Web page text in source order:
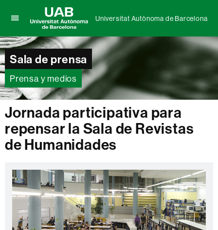
aquí
para
desplegar
el
menú
de
Universitat
de
Barcelona
Universitat
Autònoma
de
Universitat Autònoma de Barcelona
Sala de prensa
Prensa y medios
Jornada participativa para
repensar la Sala de Revistas
de Humanidades